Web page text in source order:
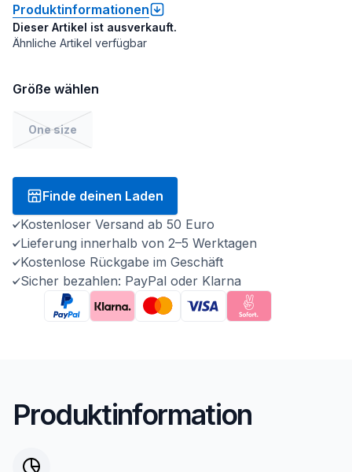
Produktinformationen
Dieser Artikel ist ausverkauft.
Ähnliche Artikel verfügbar
Größe wählen
One size
Finde deinen Laden
Kostenloser Versand ab 50 Euro
Lieferung innerhalb von 2–5 Werktagen
Kostenlose Rückgabe im Geschäft
Sicher bezahlen: PayPal oder Klarna
Produktinformation